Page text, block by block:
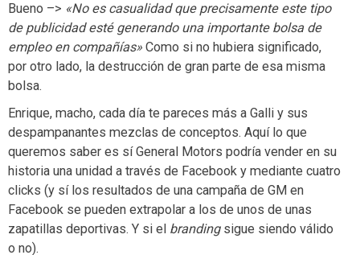
Bueno –> «No es casualidad que precisamente este tipo
de publicidad esté generando una importante bolsa de
empleo en compañías» Como si no hubiera significado,
por otro lado, la destrucción de gran parte de esa misma
bolsa.
Enrique, macho, cada día te pareces más a Galli y sus
despampanantes mezclas de conceptos. Aquí lo que
queremos saber es sí General Motors podría vender en su
historia una unidad a través de Facebook y mediante cuatro
clicks (y sí los resultados de una campaña de GM en
Facebook se pueden extrapolar a los de unos de unas
zapatillas deportivas. Y si el brandingsigue siendo válido
o no).